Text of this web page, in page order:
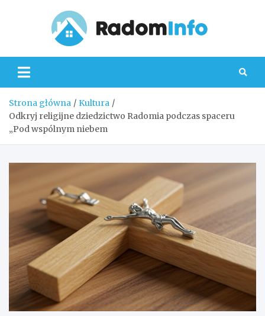
Strona główna
Kultura
Odkryj religijne dziedzictwo Radomia podczas spaceru
„Pod wspólnym niebem